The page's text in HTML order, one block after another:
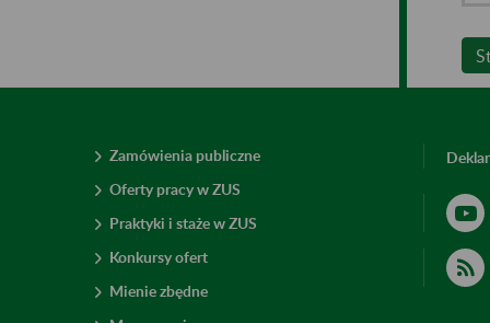
Zamówienia publiczne
Oferty pracy w ZUS
Praktyki i staże w ZUS
Konkursy ofert
Mienie zbędne